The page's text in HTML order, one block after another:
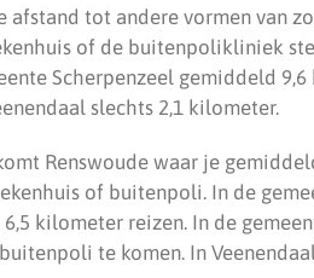
afstand tot andere vormen van
of de buitenpolikliniek
Scherpenzeel gemiddeld
slechts 2,1 kilometer.
Renswoude waar je
of buitenpoli. In de
6,5 kilometer reizen. In de
te komen. In